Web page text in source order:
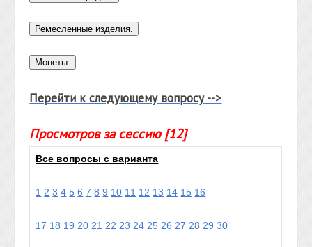
Перейти к следующему вопросу -->
Просмотров за сессию [12]
Все вопросы с варианта
1 2 3 4 5 6 7 8 9 10 11 12 13 14 15 16
17 18 19 20 21 22 23 24 25 26 27 28 29 30